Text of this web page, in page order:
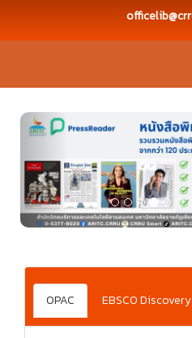
Previous
OPAC EBSCO